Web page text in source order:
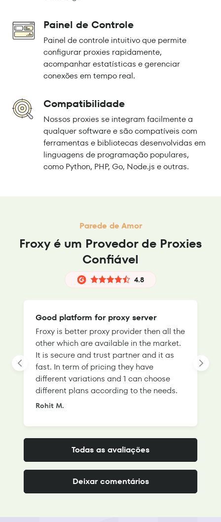
Painel de Controle
Painel de controle intuitivo que permite
configurar proxies rapidamente,
acompanhar estatísticas e gerenciar
conexões em tempo real.
Compatibilidade
Nossos proxies se integram facilmente a
qualquer software e são compatíveis com
ferramentas e bibliotecas desenvolvidas em
linguagens de programação populares,
como Python, PHP, Go, Node.js e outras.
Parede de Amor
Froxy é um Provedor de Proxies
Confiável
4.8
Good platform for proxy server
Froxy is better proxy provider then all the
other which are available in the market.
It is secure and trust partner and it as
fast. In term of pricing they have
different variations and 1 can choose
different plans according to the needs.
Rohit M.
Todas as avaliações
Deixar comentários